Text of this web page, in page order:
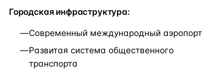
Городская инфраструктура:
Современный международный аэропорт
Развитая система общественного
транспорта